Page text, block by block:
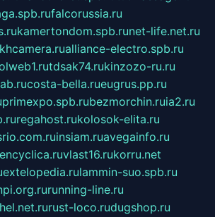
falcorussia.ru
kamertondom.spb.runet-life.net.ru
alliance-electro.spb.ru
tdsak74.rukinzozo-ru.ru
costa-bella.rueugrus.pp.ru
primexpo.spb.rubezmorchin.ruia2.ru
regahost.rukolosok-elita.ru
insiam.ruavegainfo.ru
vlast16.rukorru.net
extelopedia.rulammin-suo.spb.ru
running-line.ru
rust-loco.rudugshop.ru